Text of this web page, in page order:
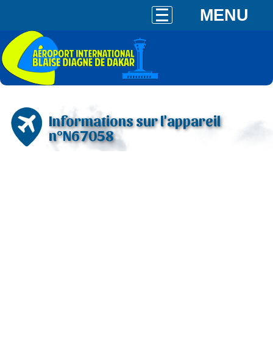
MENU
Informations sur l'appareil
n°N67058